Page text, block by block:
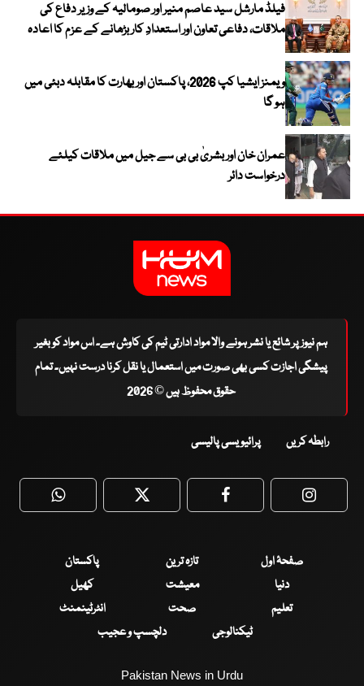
فیلڈ مارشل سید عاصم منیر اور صومالیہ کے وزیر دفاع کی
ملاقات، دفاعی تعاون اور استعدادِ کار بڑھانے کے عزم کا اعادہ
ویمنز ایشیا کپ 2026، پاکستان اور بھارت کا مقابلہ دبئی میں
ہو گا
عمران خان اور بشریٰ بی بی سے جیل میں ملاقات کیلئے
درخواست دائر
ہم نیوز پر شائع یا نشر ہونے والا مواد ادارتی ٹیم کی کاوش ہے۔ اس مواد کو بغیر
پیشگی اجازت کسی بھی صورت میں استعمال یا نقل کرنا درست نہیں۔ تمام
حقوق محفوظ ہیں © 2026
رابطہ کریں پرائیویسی پالیسی
WhatsApp Twitter Facebook
صفحۂ اول تازہ ترین
پاکستان
دنیا
معیشت
کھیل
تعلیم
صحت
انٹرٹینمنٹ
ٹیکنالوجی
دلچسپ و عجیب
Pakistan News in Urdu